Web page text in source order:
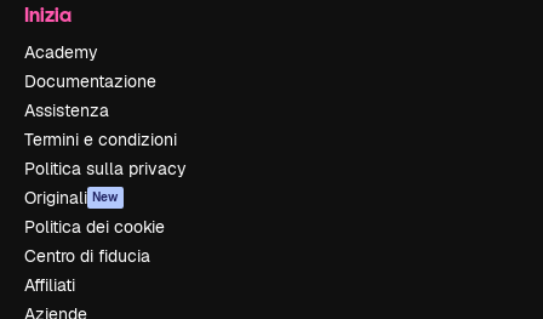
Inizia
Academy
Documentazione
Assistenza
Termini e condizioni
Politica sulla privacy
Originali New
Politica dei cookie
Centro di fiducia
Affiliati
Aziende